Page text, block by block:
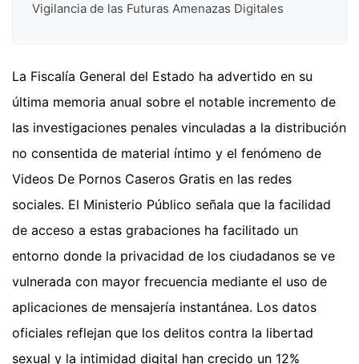
Vigilancia de las Futuras Amenazas Digitales
La Fiscalía General del Estado ha advertido en su
última memoria anual sobre el notable incremento de
las investigaciones penales vinculadas a la distribución
no consentida de material íntimo y el fenómeno de
Videos De Pornos Caseros Gratis en las redes
sociales. El Ministerio Público señala que la facilidad
de acceso a estas grabaciones ha facilitado un
entorno donde la privacidad de los ciudadanos se ve
vulnerada con mayor frecuencia mediante el uso de
aplicaciones de mensajería instantánea. Los datos
oficiales reflejan que los delitos contra la libertad
sexual y la intimidad digital han crecido un 12%